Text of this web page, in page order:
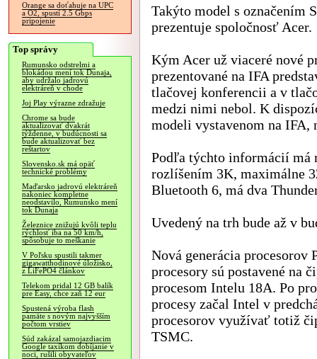
Orange sa doťahuje na UPC
a O2, spustí 2.5 Gbps
pripojenie
Top správy
Rumunsko odstrelmi a
blokádou mení tok Dunaja,
aby udržalo jadrovú
elektráreň v chode
Joj Play výrazne zdražuje
Chrome sa bude
aktualizovať dvakrát
týždenne, v budúcnosti sa
bude aktualizovať bez
reštartov
Slovensko.sk má opäť
technické problémy
Maďarsko jadrovú elektráreň
nakoniec kompletne
neodstavilo, Rumunsko mení
tok Dunaja
Železnice znižujú kvôli teplu
rýchlosť iba na 50 km/h,
spôsobuje to meškanie
V Poľsku spustili takmer
gigawatthodinové úložisko,
z LiFePO4 článkov
Telekom pridal 12 GB balík
pre Easy, chce zaň 12 eur
Spustená výroba flash
pamäte s novým najvyšším
počtom vrstiev
Súd zakázal samojazdiacim
Google taxíkom dobíjanie v
noci, rušili obyvateľov
Takýto model s označením
prezentuje spoločnosť Acer.
Kým Acer už viaceré nové
prezentované na IFA
tlačovej konferencii a v
medzi nimi nebol. K
modeli vystavenom na IFA,
Podľa týchto informácií má
rozlíšením 3K, maximálne
Bluetooth 6, má dva
Uvedený na trh bude až v
Nová generácia
procesory sú postavené na
procesom Intelu 18A. Po
procesy začal Intel v
procesorov využívať totiž
TSMC.